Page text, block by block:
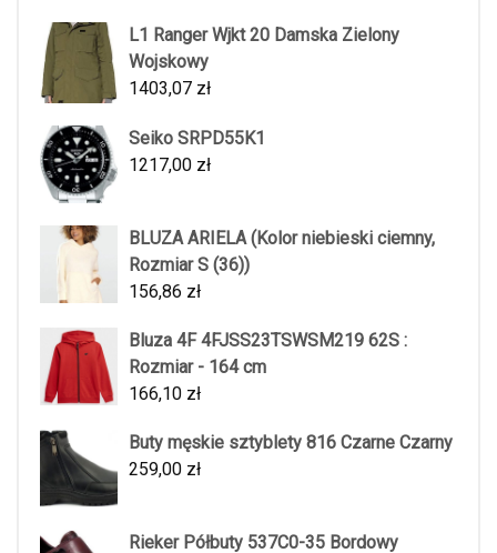
L1 Ranger Wjkt 20 Damska Zielony
Wojskowy
1403,07 zł
Seiko SRPD55K1
1217,00 zł
BLUZA ARIELA (Kolor niebieski ciemny,
Rozmiar S (36))
156,86 zł
Bluza 4F 4FJSS23TSWSM219 62S :
Rozmiar - 164 cm
166,10 zł
Buty męskie sztyblety 816 Czarne Czarny
259,00 zł
Rieker Półbuty 537C0-35 Bordowy